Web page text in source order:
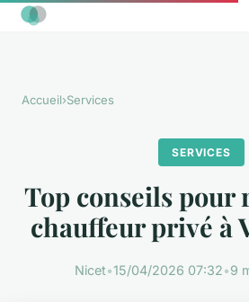
Accueil›Services
SERVICES
Top conseils pour
chauffeur privé à
Nicet•15/04/2026 07:32•9